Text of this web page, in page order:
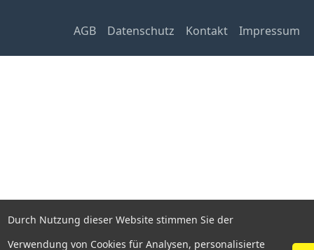
AGB Datenschutz Kontakt Impressum
Durch Nutzung dieser Website stimmen Sie der
Verwendung von Cookies für Analysen, personalisierte